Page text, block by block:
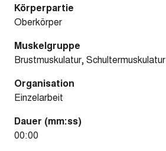
Körperpartie
Oberkörper
Muskelgruppe
Brustmuskulatur, Schultermuskulatur
Organisation
Einzelarbeit
Dauer (mm:ss)
00:00